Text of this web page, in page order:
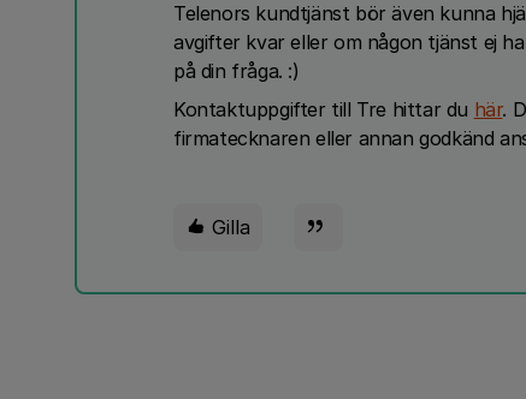
Telenors kundtjänst bör även kunna
avgifter kvar eller om någon tjänst ej
på din fråga. :)
Kontaktuppgifter till Tre hittar du här.
firmatecknaren eller annan godkänd
Gilla